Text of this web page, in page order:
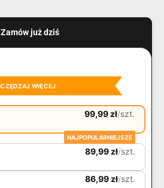
Zamów już dziś
WIĘCEJ
99,99 zł/szt.
NAJPOPULARNIEJSZE
89,99 zł/szt.
86,99 zł/szt.